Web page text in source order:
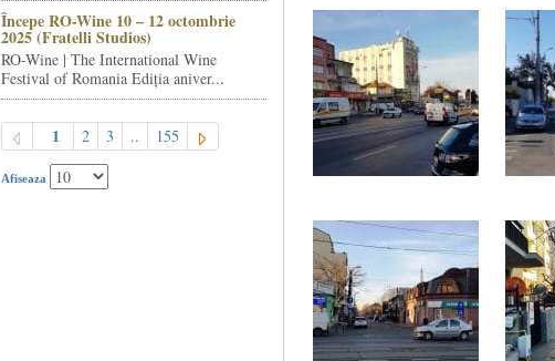
Începe RO-Wine 10 – 12 octombrie
2025 (Fratelli Studios)
RO-Wine | The International Wine
Festival of Romania Ediția aniver...
1 2 3 .. 155
Afiseaza